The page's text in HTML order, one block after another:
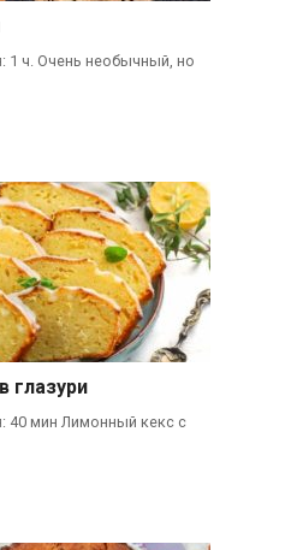
1 ч. Очень необычный, но
глазури
40 мин Лимонный кекс с